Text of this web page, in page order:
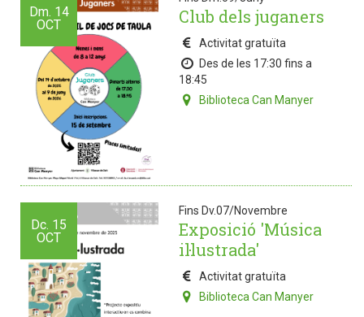
Dm. 14
OCT
Club dels juganers
Activitat gratuïta
Des de les 17:30 fins a
18:45
Biblioteca Can Manyer
Dc. 15
OCT
Fins Dv.07/Novembre
Exposició 'Música
il·lustrada'
Activitat gratuïta
Biblioteca Can Manyer